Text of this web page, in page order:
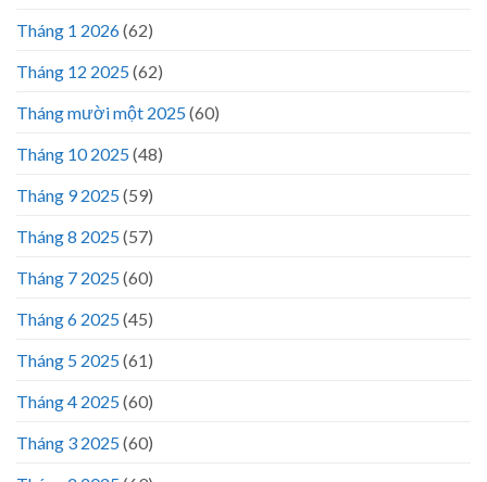
Tháng 1 2026(62)
Tháng 12 2025(62)
Tháng mười một 2025(60)
Tháng 10 2025(48)
Tháng 9 2025(59)
Tháng 8 2025(57)
Tháng 7 2025(60)
Tháng 6 2025(45)
Tháng 5 2025(61)
Tháng 4 2025(60)
Tháng 3 2025(60)